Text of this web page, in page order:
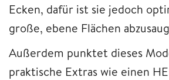
Ecken, dafür ist sie jedoch
große, ebene Flächen
Außerdem punktet dieses
praktische Extras wie einen